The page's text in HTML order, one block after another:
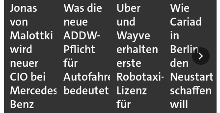
Jonas
von
Malottki
wird
neuer
CIO bei
Mercedes-
Benz
Was die
neue
ADDW-
Pflicht
für
Autofahrer
bedeutet
Uber
und
Wayve
erhalten
erste
Robotaxi-
Lizenz
für
Wie
Cariad
in
Berlin
den
Neustart
schaffen
will